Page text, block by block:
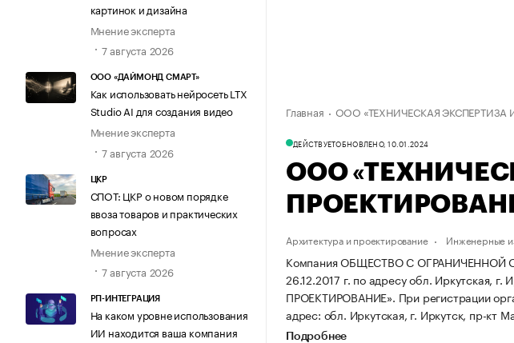
картинок и дизайна
Мнение эксперта
7 августа 2026
ООО «ДАЙМОНД СМАРТ»
Как использовать нейросеть LTX
Studio AI для создания видео
Мнение эксперта
7 августа 2026
ЦКР
СПОТ: ЦКР о новом порядке
ввоза товаров и практических
вопросах
Мнение эксперта
7 августа 2026
РП-ИНТЕГРАЦИЯ
На каком уровне использования
ИИ находится ваша компания
Главная ООО «ТЕХНИЧЕСКАЯ ЭКСПЕРТИЗА
ДЕЙСТВУЕТОБНОВЛЕНО, 10.01.2024
ООО
Архитектура и проектирование Инженерные
Компания ОБЩЕСТВО С ОГРАНИЧЕННОЙ
26.12.2017 г. по адресу обл. Иркутская,
ПРОЕКТИРОВАНИЕ». При регистрации
адрес: обл. Иркутская, г. Иркутск, пр-кт
Подробнее